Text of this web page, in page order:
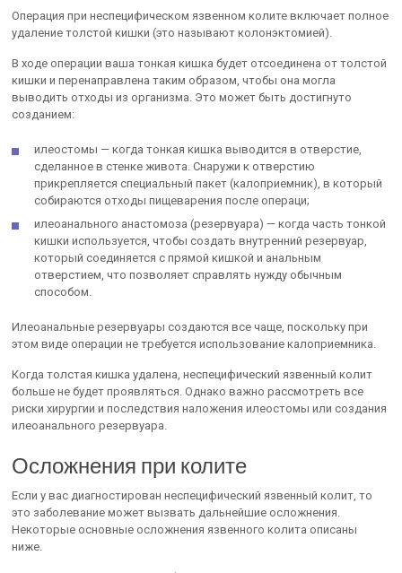
Операция при неспецифическом язвенном колите включает полное
удаление толстой кишки (это называют колонэктомией).
В ходе операции ваша тонкая кишка будет отсоединена от толстой
кишки и перенаправлена таким образом, чтобы она могла
выводить отходы из организма. Это может быть достигнуто
созданием:
илеостомы — когда тонкая кишка выводится в отверстие,
сделанное в стенке живота. Снаружи к отверстию
прикрепляется специальный пакет (калоприемник), в который
собираются отходы пищеварения после операци;
илеоанального анастомоза (резервуара) — когда часть тонкой
кишки используется, чтобы создать внутренний резервуар,
который соединяется с прямой кишкой и анальным
отверстием, что позволяет справлять нужду обычным
способом.
Илеоанальные резервуары создаются все чаще, поскольку при
этом виде операции не требуется использование калоприемника.
Когда толстая кишка удалена, неспецифический язвенный колит
больше не будет проявляться. Однако важно рассмотреть все
риски хирургии и последствия наложения илеостомы или создания
илеоанального резервуара.
Осложнения при колите
Если у вас диагностирован неспецифический язвенный колит, то
это заболевание может вызвать дальнейшие осложнения.
Некоторые основные осложнения язвенного колита описаны
ниже.